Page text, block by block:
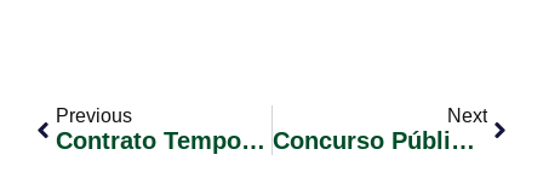
Previous
Contrato Temporário Conforme Lei Municipal Nº 2.336/2024 Edital De Convocação De Candidatos Nº 010/2025.
Next
Concurso Público 02/2023 Convocação De Candidatos Classificados Edital Nº 38.